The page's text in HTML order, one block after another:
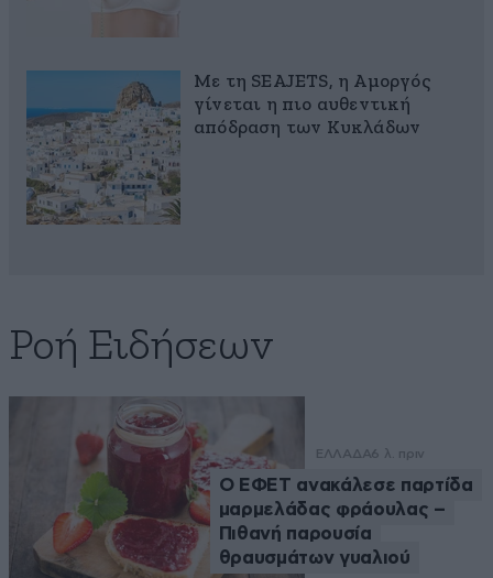
Με τη SEAJETS, η Αμοργός
γίνεται η πιο αυθεντική
απόδραση των Κυκλάδων
Ροή Ειδήσεων
ΕΛΛΑΔΑ6 λ. πριν
Ο ΕΦΕΤ ανακάλεσε παρτίδα
μαρμελάδας φράουλας –
Πιθανή παρουσία
θραυσμάτων γυαλιού